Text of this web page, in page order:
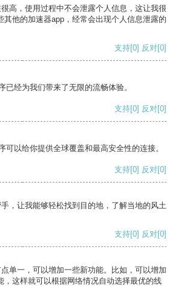
高，使用过程中不会泄露个人信息，这让我很
其他的加速器app，经常会出现个人信息泄露的
支持[0] 反对[0]
已经为我们带来了无限的流畅体验。
支持[0] 反对[0]
可以给你提供全球覆盖和最高安全性的连接。
支持[0] 反对[0]
，让我能够轻松找到目的地，了解当地的风土
支持[0] 反对[0]
单一，可以增加一些新功能。比如，可以增加
，这样就可以根据网络情况自动选择最优的线